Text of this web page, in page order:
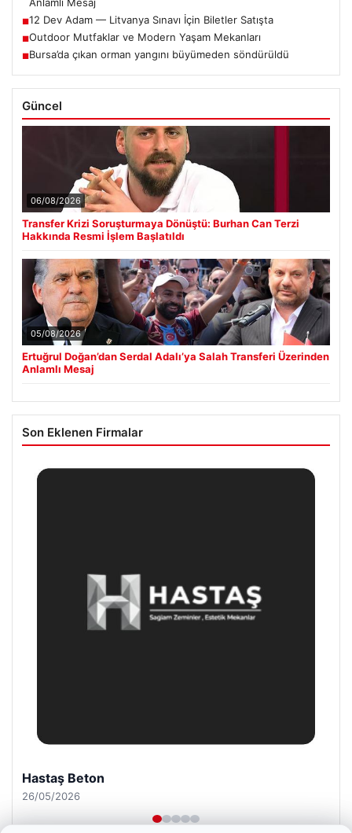
■12 Dev Adam — Litvanya Sınavı İçin Biletler Satışta
■Outdoor Mutfaklar ve Modern Yaşam Mekanları
■Bursa’da çıkan orman yangını büyümeden söndürüldü
Güncel
06/08/2026
Transfer Krizi Soruşturmaya Dönüştü: Burhan Can Terzi
Hakkında Resmi İşlem Başlatıldı
05/08/2026
Ertuğrul Doğan’dan Serdal Adalı’ya Salah Transferi Üzerinden
Anlamlı Mesaj
Son Eklenen Firmalar
Prenses Night Club
29/04/2026